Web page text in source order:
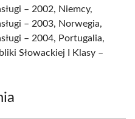
– 2002, Niemcy,
– 2003, Norwegia,
– 2004, Portugalia,
Słowackiej I Klasy –